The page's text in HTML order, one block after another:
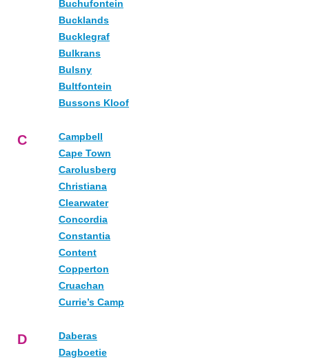
Buchufontein
Bucklands
Bucklegraf
Bulkrans
Bulsny
Bultfontein
Bussons Kloof
C
Campbell
Cape Town
Carolusberg
Christiana
Clearwater
Concordia
Constantia
Content
Copperton
Cruachan
Currie’s Camp
D
Daberas
Dagboetie